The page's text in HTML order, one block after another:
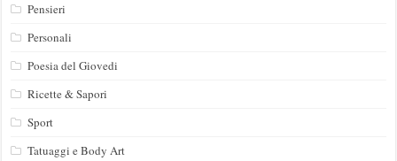
Pensieri
Personali
Poesia del Giovedi
Ricette & Sapori
Sport
Tatuaggi e Body Art